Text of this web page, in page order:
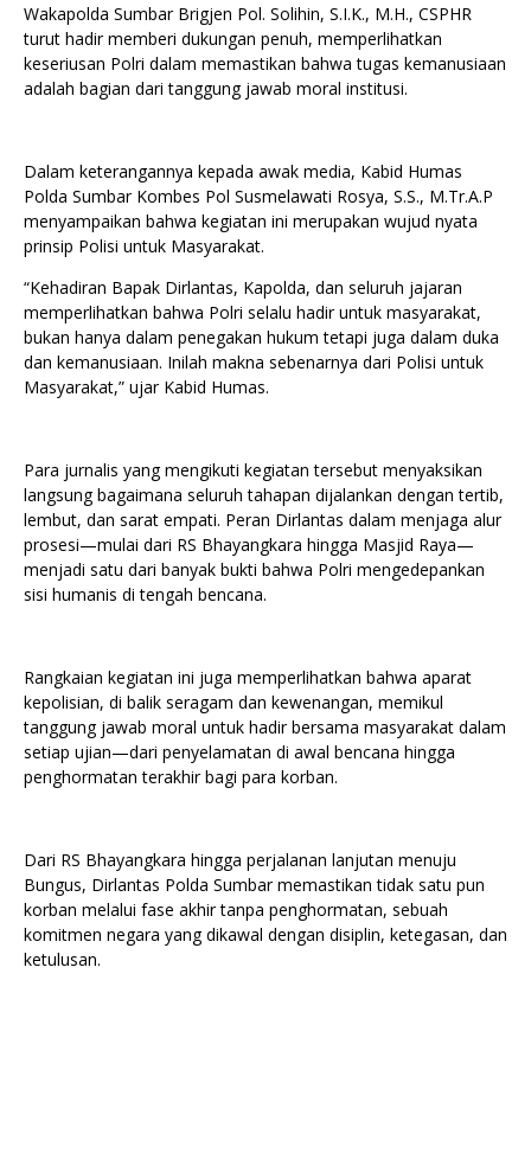
Wakapolda Sumbar Brigjen Pol. Solihin, S.I.K., M.H., CSPHR
turut hadir memberi dukungan penuh, memperlihatkan
keseriusan Polri dalam memastikan bahwa tugas kemanusiaan
adalah bagian dari tanggung jawab moral institusi.
Dalam keterangannya kepada awak media, Kabid Humas
Polda Sumbar Kombes Pol Susmelawati Rosya, S.S., M.Tr.A.P
menyampaikan bahwa kegiatan ini merupakan wujud nyata
prinsip Polisi untuk Masyarakat.
“Kehadiran Bapak Dirlantas, Kapolda, dan seluruh jajaran
memperlihatkan bahwa Polri selalu hadir untuk masyarakat,
bukan hanya dalam penegakan hukum tetapi juga dalam duka
dan kemanusiaan. Inilah makna sebenarnya dari Polisi untuk
Masyarakat,” ujar Kabid Humas.
Para jurnalis yang mengikuti kegiatan tersebut menyaksikan
langsung bagaimana seluruh tahapan dijalankan dengan tertib,
lembut, dan sarat empati. Peran Dirlantas dalam menjaga alur
prosesi—mulai dari RS Bhayangkara hingga Masjid Raya—
menjadi satu dari banyak bukti bahwa Polri mengedepankan
sisi humanis di tengah bencana.
Rangkaian kegiatan ini juga memperlihatkan bahwa aparat
kepolisian, di balik seragam dan kewenangan, memikul
tanggung jawab moral untuk hadir bersama masyarakat dalam
setiap ujian—dari penyelamatan di awal bencana hingga
penghormatan terakhir bagi para korban.
Dari RS Bhayangkara hingga perjalanan lanjutan menuju
Bungus, Dirlantas Polda Sumbar memastikan tidak satu pun
korban melalui fase akhir tanpa penghormatan, sebuah
komitmen negara yang dikawal dengan disiplin, ketegasan, dan
ketulusan.